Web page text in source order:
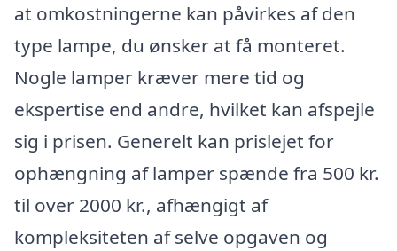
at omkostningerne kan påvirkes af den
type lampe, du ønsker at få monteret.
Nogle lamper kræver mere tid og
ekspertise end andre, hvilket kan afspejle
sig i prisen. Generelt kan prislejet for
ophængning af lamper spænde fra 500 kr.
til over 2000 kr., afhængigt af
kompleksiteten af selve opgaven og